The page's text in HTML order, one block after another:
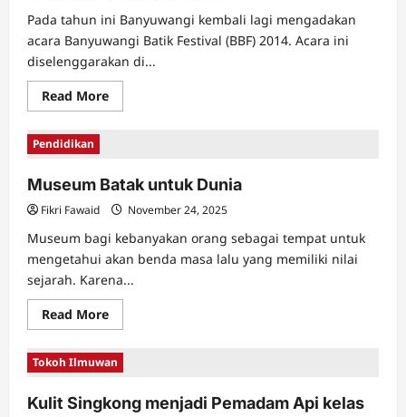
Pada tahun ini Banyuwangi kembali lagi mengadakan
acara Banyuwangi Batik Festival (BBF) 2014. Acara ini
diselenggarakan di...
Read MoreRead
more
Batik
Pendidikan
Museum Batak untuk Dunia
Fikri Fawaid November 24, 2025
Museum bagi kebanyakan orang sebagai tempat untuk
mengetahui akan benda masa lalu yang memiliki nilai
sejarah. Karena...
Read MoreRead
more
Museum
Batak
untuk
Tokoh Ilmuwan
Kulit Singkong menjadi Pemadam Api kelas